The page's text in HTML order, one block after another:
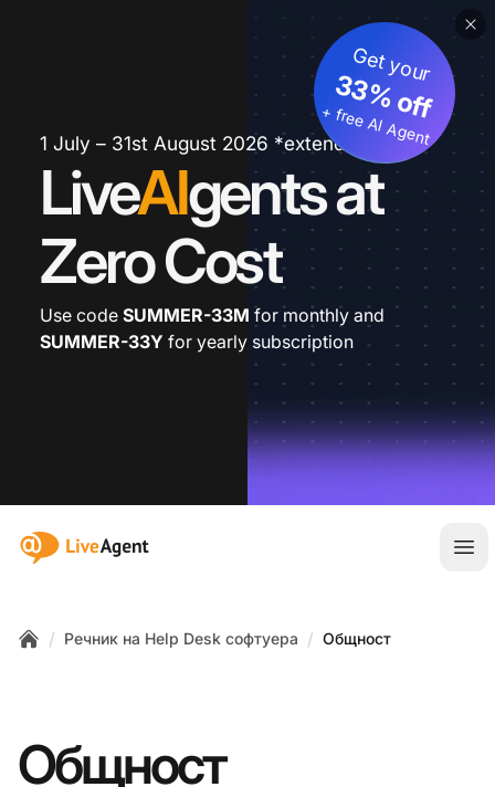
1 July – 31st August 2026 *extended
LiveAIgents at
Zero Cost
Get your
33% off
+ free AI Agent
Use code SUMMER-33M for monthly and
SUMMER-33Y for yearly subscription
:site.title
/ Речник на Help Desk софтуера / Общност
Общност